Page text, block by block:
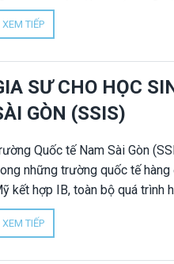
khó cao, đặc biệt ở các cấp
Programme (DP). Vì vậy, nhiều
học sinh Trường Quốc tế
giáo trình và tiêu chí đánh giá
XEM TIẾP
SƯ CHO HỌC
GÒN (SSIS)
Quốc tế Nam Sài Gòn
những trường quốc tế
kết hợp IB, toàn bộ quá trình
trình tại SSIS có yêu
nghiên cứu, đặc biệt ở bậc
XEM TIẾP